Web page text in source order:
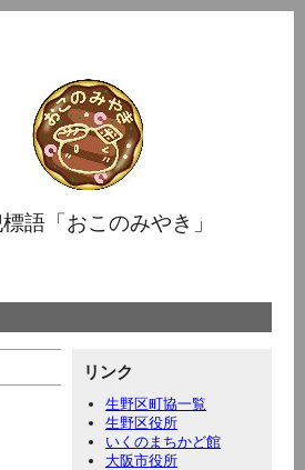
語「おこのみやき」
リンク
生野区町協一覧
生野区役所
いくのまちかど館
大阪市役所